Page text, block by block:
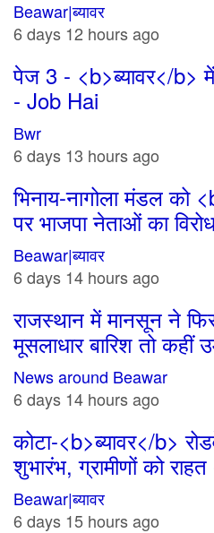
Beawar|ब्यावर
6 days 12 hours ago
पेज 3 - <b>ब्यावर</b>
- Job Hai
Bwr
6 days 13 hours ago
भिनाय-नागोला मंडल को
पर भाजपा नेताओं का
Beawar|ब्यावर
6 days 14 hours ago
राजस्थान में मानसून ने
मूसलाधार बारिश तो कहीं
News around Beawar
6 days 14 hours ago
कोटा-<b>ब्यावर</b>
शुभारंभ, ग्रामीणों को
Beawar|ब्यावर
6 days 15 hours ago